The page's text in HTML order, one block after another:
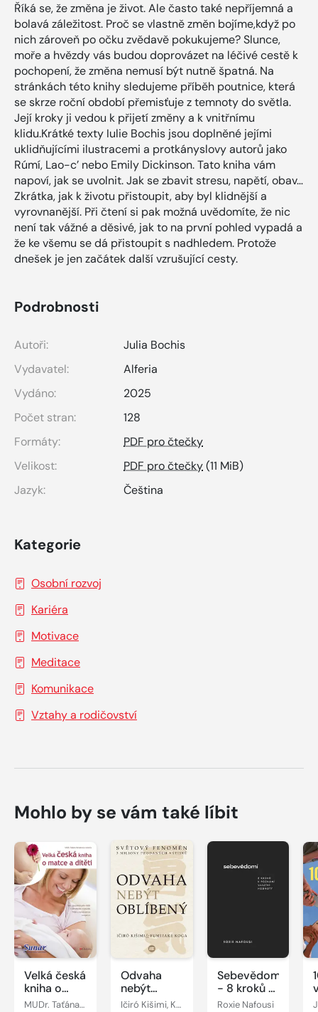
Říká se, že změna je život. Ale často také nepříjemná a
bolavá záležitost. Proč se vlastně změn bojíme,když po
nich zároveň po očku zvědavě pokukujeme? Slunce,
moře a hvězdy vás budou doprovázet na léčivé cestě k
pochopení, že změna nemusí být nutně špatná. Na
stránkách této knihy sledujeme příběh poutnice, která
se skrze roční období přemisťuje z temnoty do světla.
Její kroky ji vedou k přijetí změny a k vnitřnímu
klidu.Krátké texty Iulie Bochis jsou doplněné jejími
uklidňujícími ilustracemi a protkányslovy autorů jako
Rúmí, Lao-c’ nebo Emily Dickinson. Tato kniha vám
napoví, jak se uvolnit. Jak se zbavit stresu, napětí, obav…
Zkrátka, jak k životu přistoupit, aby byl klidnější a
vyrovnanější. Při čtení si pak možná uvědomíte, že nic
není tak vážné a děsivé, jak to na první pohled vypadá a
že ke všemu se dá přistoupit s nadhledem. Protože
dnešek je jen začátek další vzrušující cesty.
Podrobnosti
Autoři:
Julia Bochis
Vydavatel:
Alferia
Vydáno:
2025
Počet stran:
128
Formáty:
PDF pro čtečky
Velikost:
PDF pro čtečky(11 MiB)
Jazyk:
Čeština
Kategorie
Osobní rozvoj
Kariéra
Motivace
Meditace
Komunikace
Vztahy a rodičovství
Mohlo by se vám také líbit
Velká česká
kniha o
matce a
MUDr. Taťána Hanáková
Odvaha
nebýt
oblíbený
Ičiró Kišimi, Koga Fumitake
Sebevědomí
- 8 kroků k
poznání
Roxie Nafousi